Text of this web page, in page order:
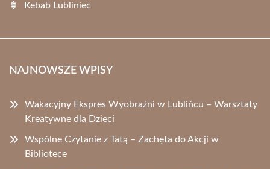
Kebab Lubliniec
NAJNOWSZE WPISY
Wakacyjny Ekspres Wyobraźni w Lublińcu – Warsztaty
Kreatywne dla Dzieci
Wspólne Czytanie z Tatą – Zachęta do Akcji w
Bibliotece